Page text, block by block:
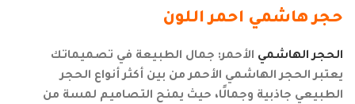
حجر هاشمي احمر اللون
الحجر الهاشمي الأحمر: جمال الطبيعة في تصميماتك
يعتبر الحجر الهاشمي الأحمر من بين أكثر أنواع الحجر
الطبيعي جاذبية وجمالًا، حيث يمنح التصاميم لمسة من